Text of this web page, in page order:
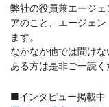
弊社の役員兼エージ
アのこと、エージェ
ます。
なかなか他では聞け
ある方は是非ご一読く
■インタビュー掲載中